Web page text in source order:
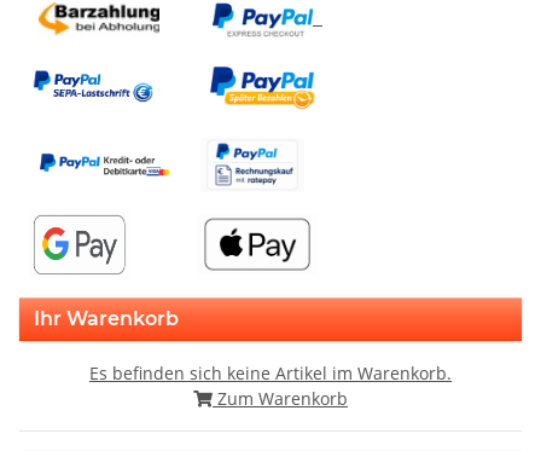
Ihr Warenkorb
Es befinden sich keine Artikel im Warenkorb.
Zum Warenkorb